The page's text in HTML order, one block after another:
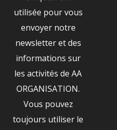
utilisée pour vous
envoyer notre
newsletter et des
informations sur
les activités de AA
ORGANISATION.
Vous pouvez
toujours utiliser le